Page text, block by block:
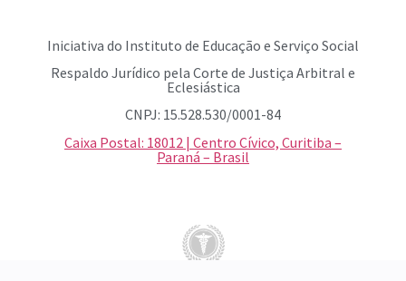
Iniciativa do Instituto de Educação e Serviço Social
Respaldo Jurídico pela Corte de Justiça Arbitral e
Eclesiástica
CNPJ: 15.528.530/0001-84
Caixa Postal: 18012 | Centro Cívico, Curitiba –
Paraná – Brasil